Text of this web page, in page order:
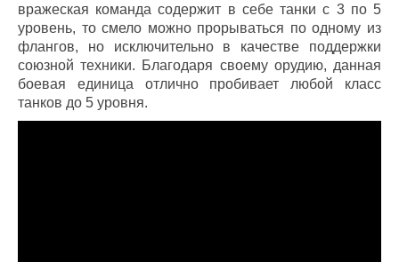
вражеская команда содержит в себе танки с 3 по 5
уровень, то смело можно прорываться по одному из
флангов, но исключительно в качестве поддержки
союзной техники. Благодаря своему орудию, данная
боевая единица отлично пробивает любой класс
танков до 5 уровня.